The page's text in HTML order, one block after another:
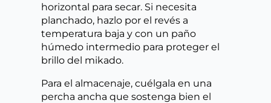
horizontal para secar. Si necesita
planchado, hazlo por el revés a
temperatura baja y con un paño
húmedo intermedio para proteger el
brillo del mikado.
Para el almacenaje, cuélgala en una
percha ancha que sostenga bien el